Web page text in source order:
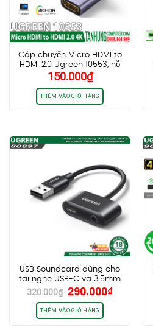
Cáp chuyển Micro HDMI to
HDMI 2.0 Ugreen 10553, hỗ
trợ 4K 3D 1080P
150.000₫
THÊM VÀO GIỎ HÀNG
USB Soundcard dùng cho
tai nghe USB-C và 3.5mm
Ugreen 80897
320.000₫ Giá
gốc
là:
320.000₫.
290.000₫Giá
THÊM VÀO GIỎ HÀNG